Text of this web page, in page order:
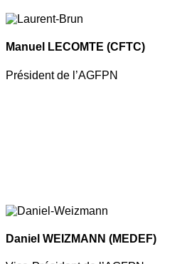
Manuel LECOMTE (CFTC)
Président de l’AGFPN
Daniel WEIZMANN (MEDEF)